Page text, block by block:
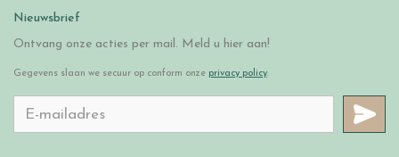
Nieuwsbrief
Ontvang onze acties per mail. Meld u hier aan!
Gegevens slaan we secuur op conform onze privacy policy.